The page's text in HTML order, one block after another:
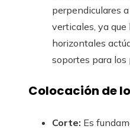
perpendiculares
verticales, ya que
horizontales
soportes para los
Colocación de
Corte: Es